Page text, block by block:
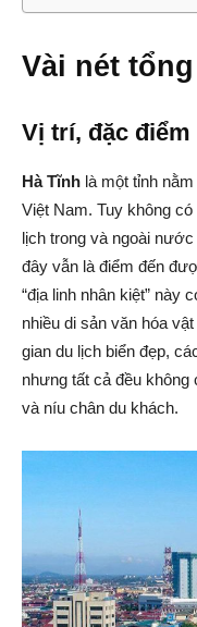
Vài nét
Vị trí, đặc điểm
Hà Tĩnh là một tỉnh
Việt Nam. Tuy không
lịch trong và ngoài
đây vẫn là điểm đến
“địa linh nhân kiệt” này
nhiều di sản văn hóa
gian du lịch biển đẹp,
nhưng tất cả đều không
và níu chân du khách.